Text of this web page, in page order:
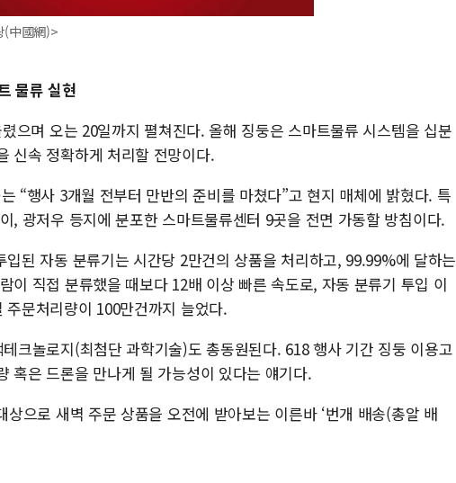
(中國網)>
물류 실현
으며 오는 20일까지 펼쳐진다. 올해 징둥은 스마트물류 시스템을 십분
신속 정확하게 처리할 전망이다.
“행사 3개월 전부터 만반의 준비를 마쳤다”고 현지 매체에 밝혔다. 특
, 광저우 등지에 분포한 스마트물류센터 9곳을 전면 가동할 방침이다.
된 자동 분류기는 시간당 2만건의 상품을 처리하고, 99.99%에 달하는
이 직접 분류했을 때보다 12배 이상 빠른 속도로, 자동 분류기 투입 이
문처리량이 100만건까지 늘었다.
크놀로지(최첨단 과학기술)도 총동원된다. 618 행사 기간 징둥 이용고
혹은 드론을 만나게 될 가능성이 있다는 얘기다.
으로 새벽 주문 상품을 오전에 받아보는 이른바 ‘번개 배송(총알 배